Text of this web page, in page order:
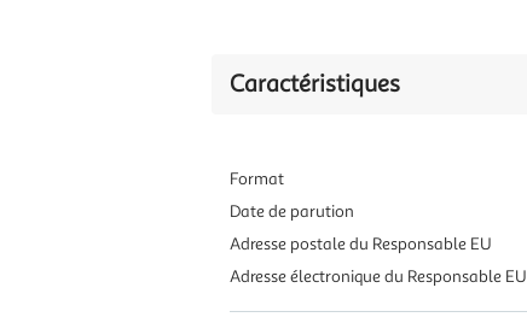
Caractéristiques
Format
Date de parution
Adresse postale du Responsable EU
Adresse électronique du Responsable EU